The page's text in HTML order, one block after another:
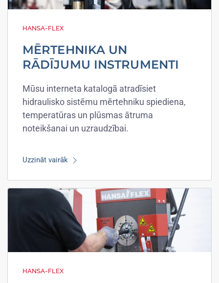
HANSA-FLEX
MĒRTEHNIKA UN
RĀDĪJUMU INSTRUMENTI
Mūsu interneta katalogā atradīsiet
hidraulisko sistēmu mērtehniku spiediena,
temperatūras un plūsmas ātruma
noteikšanai un uzraudzībai.
Uzzināt vairāk
HANSA-FLEX